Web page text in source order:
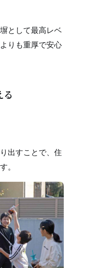
として最高レベ
りも重厚で安心
る
出すことで、住
。